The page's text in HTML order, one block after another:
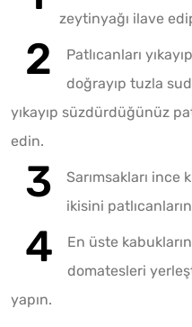
zeytinyağı ilave
Patlıcanları
doğrayıp tuzla
yıkayıp süzdürdüğünüz
edin.
Sarımsakları ince
ikisini
En üste
domatesleri
yapın.